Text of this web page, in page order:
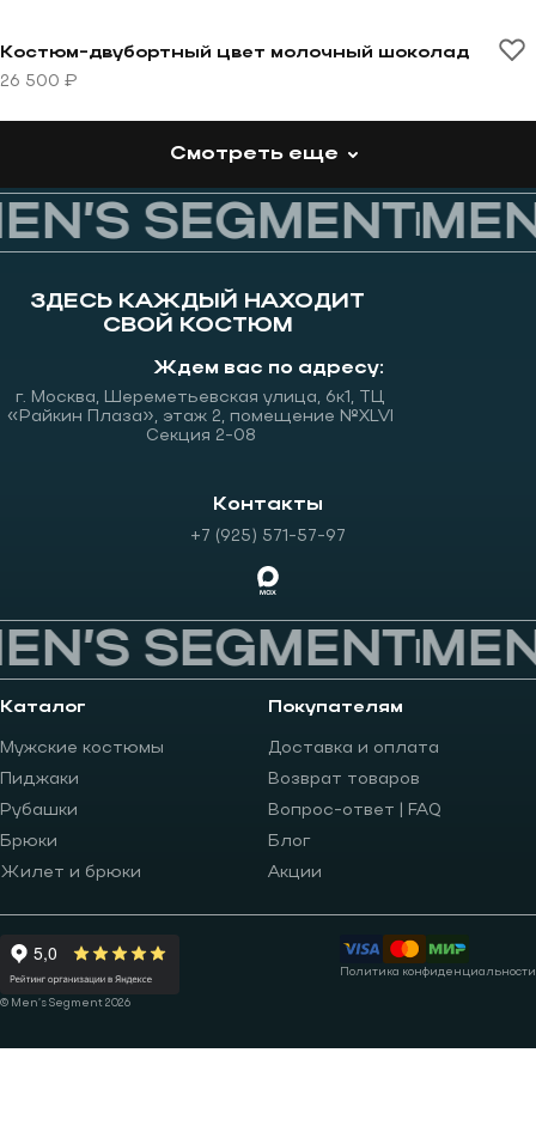
Перейти к товару Костюм-двубортный цвет
Костюм-двубортный цвет молочный шоколад
26 500 ₽
Смотреть еще
SEGMENT
ЗДЕСЬ КАЖДЫЙ НАХОДИТ
СВОЙ КОСТЮМ
Ждем вас по адресу:
г. Москва, Шереметьевская улица, 6к1, ТЦ
«Райкин Плаза», этаж 2, помещение №XLVI
Секция 2-08
Контакты
+7 (925) 571-57-97
SEGMENT
Каталог
Мужские костюмы
Пиджаки
Рубашки
Брюки
Жилет и брюки
Покупателям
Доставка и оплата
Возврат товаров
Вопрос-ответ | FAQ
Блог
Акции
© Men’s Segment 2026
Политика конфиденциальности